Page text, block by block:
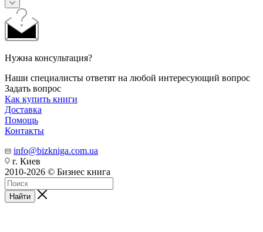
Нужна консультация?
Наши специалисты ответят на любой интересующий вопрос
Задать вопрос
Как купить книги
Доставка
Помощь
Контакты
info@bizkniga.com.ua
г. Киев
2010-2026 © Бизнес книга
Найти